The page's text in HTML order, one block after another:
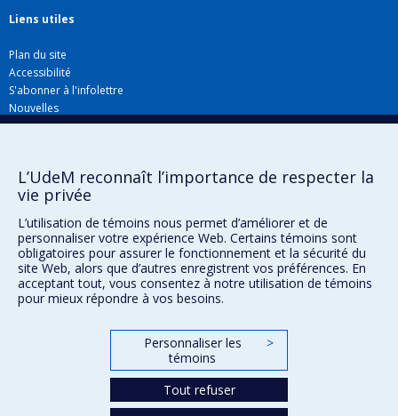
Liens utiles
Plan du site
Accessibilité
S'abonner à l'infolettre
Nouvelles
Donner à la Faculté de musique
Offres d'emploi
Confidentialité
Conditions d’utilisation
Paramètres des témoins
L’UdeM reconnaît l’importance de respecter la
vie privée
L’utilisation de témoins nous permet d’améliorer et de
personnaliser votre expérience Web. Certains témoins sont
obligatoires pour assurer le fonctionnement et la sécurité du
site Web, alors que d’autres enregistrent vos préférences. En
acceptant tout, vous consentez à notre utilisation de témoins
pour mieux répondre à vos besoins.
Personnaliser les
témoins
>
Tout refuser